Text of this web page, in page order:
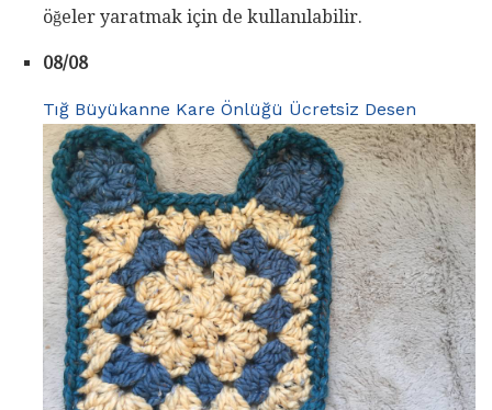
öğeler yaratmak için de kullanılabilir.
08/08
Tığ Büyükanne Kare Önlüğü Ücretsiz Desen